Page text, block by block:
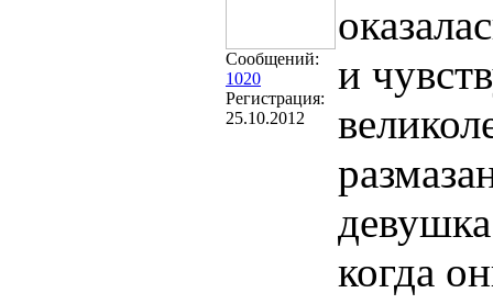
Сообщений:
1020
Регистрация:
25.10.2012
и
когда